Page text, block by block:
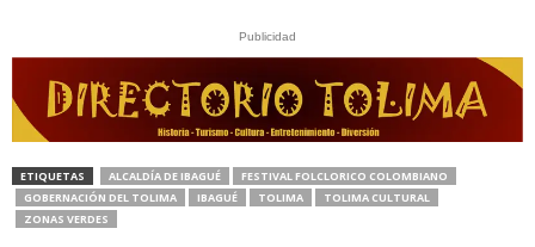
Publicidad
ETIQUETAS ALCALDÍA DE IBAGUÉ
FESTIVAL FOLCLORICO COLOMBIANO
GOBERNACIÓN DEL TOLIMA
IBAGUÉ TOLIMA
TOLIMA CULTURAL
ZONAS VERDES